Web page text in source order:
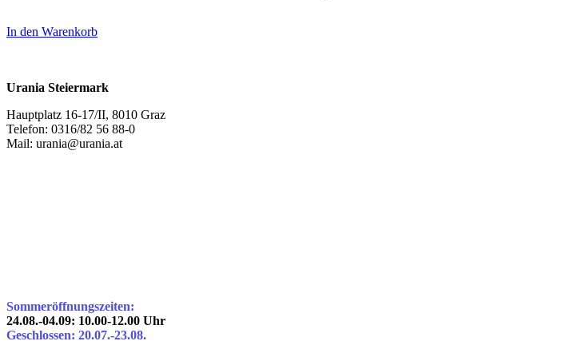
In den Warenkorb
Urania Steiermark
Hauptplatz 16-17/II, 8010 Graz
Telefon: 0316/82 56 88-0
Mail: urania@urania.at
Sommeröffnungszeiten:
24.08.-04.09: 10.00-12.00 Uhr
Geschlossen: 20.07.-23.08.